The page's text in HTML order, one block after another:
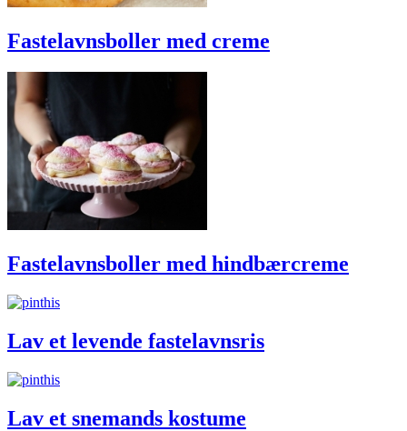
Fastelavnsboller med creme
Fastelavnsboller med hindbærcreme
Lav et levende fastelavnsris
Lav et snemands kostume